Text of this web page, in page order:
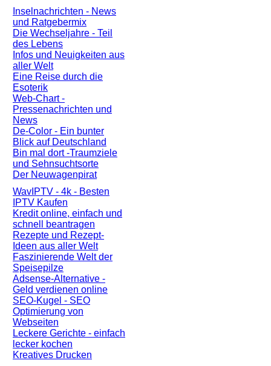
Inselnachrichten - News
und Ratgebermix
Die Wechseljahre - Teil
des Lebens
Infos und Neuigkeiten aus
aller Welt
Eine Reise durch die
Esoterik
Web-Chart -
Pressenachrichten und
News
De-Color - Ein bunter
Blick auf Deutschland
Bin mal dort -Traumziele
und Sehnsuchtsorte
Der Neuwagenpirat
WavIPTV - 4k - Besten
IPTV Kaufen
Kredit online, einfach und
schnell beantragen
Rezepte und Rezept-
Ideen aus aller Welt
Faszinierende Welt der
Speisepilze
Adsense-Alternative -
Geld verdienen online
SEO-Kugel - SEO
Optimierung von
Webseiten
Leckere Gerichte - einfach
lecker kochen
Kreatives Drucken